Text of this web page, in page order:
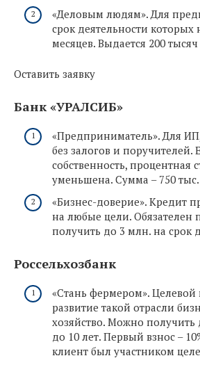
«Деловым людям». Для
срок деятельности которых
месяцев. Выдается 200
Оставить заявку
Банк «УРАЛСИБ»
«Предприниматель». Для
без залогов и поручителей.
собственность, процентная
уменьшена. Сумма – 750
«Бизнес-доверие». Кредит
на любые цели. Обязателен
получить до 3 млн. на срок
Россельхозбанк
«Стань фермером». Целевой
развитие такой отрасли
хозяйство. Можно получить
до 10 лет. Первый взнос –
клиент был участником